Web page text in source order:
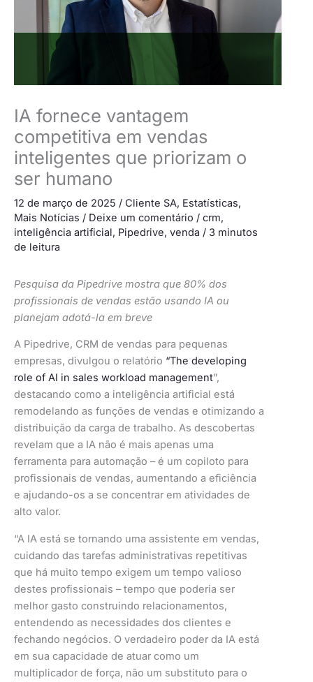
IA fornece vantagem
competitiva em vendas
inteligentes que priorizam o
ser humano
12 de março de 2025 / Cliente SA, Estatísticas,
Mais Notícias / Deixe um comentário / crm,
inteligência artificial, Pipedrive, venda / 3 minutos
de leitura
Pesquisa da Pipedrive mostra que 80% dos
profissionais de vendas estão usando IA ou
planejam adotá-la em breve
A Pipedrive, CRM de vendas para pequenas
empresas, divulgou o relatório “The developing
role of AI in sales workload management”,
destacando como a inteligência artificial está
remodelando as funções de vendas e otimizando a
distribuição da carga de trabalho. As descobertas
revelam que a IA não é mais apenas uma
ferramenta para automação – é um copiloto para
profissionais de vendas, aumentando a eficiência
e ajudando-os a se concentrar em atividades de
alto valor.
“A IA está se tornando uma assistente em vendas,
cuidando das tarefas administrativas repetitivas
que há muito tempo exigem um tempo valioso
destes profissionais – tempo que poderia ser
melhor gasto construindo relacionamentos,
entendendo as necessidades dos clientes e
fechando negócios. O verdadeiro poder da IA está
em sua capacidade de atuar como um
multiplicador de força, não um substituto para o